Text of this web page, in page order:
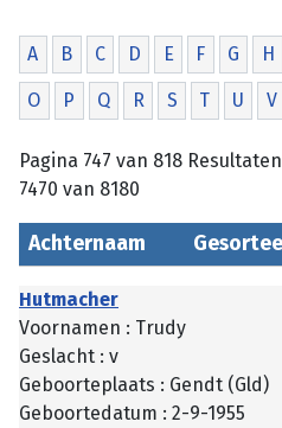
A B C D E F G H
O P Q R S T U V
Pagina 747 van 818
7470 van 8180
Achternaam
Hutmacher
Voornamen : Trudy
Geslacht : v
Geboorteplaats : Gendt (Gld)
Geboortedatum : 2-9-1955